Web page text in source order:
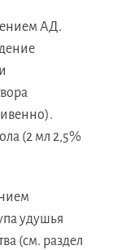
АД.
(2 мл 2,5%
удушья
(см. раздел